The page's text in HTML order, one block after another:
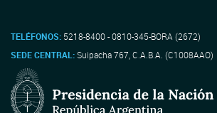
TELÉFONOS: 5218-8400 - 0810-345-BORA (2672)
SEDE CENTRAL:Suipacha 767, C.A.B.A. (C1008AAO)